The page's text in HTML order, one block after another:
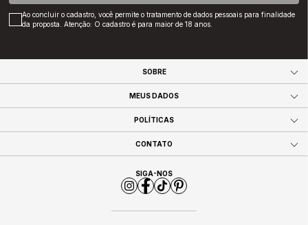
Ao concluir o cadastro, você permite o tratamento de dados pessoais para finalidade
da proposta. Atenção: O cadastro é para maior de 18 anos.
SOBRE
MEUS DADOS
POLÍTICAS
CONTATO
SIGA-NOS